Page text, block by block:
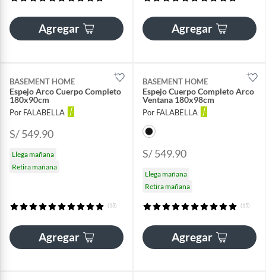
Agregar Agregar
BASEMENT HOME
Espejo Arco Cuerpo Completo
180x90cm
Por FALABELLA
S/ 549.90
Llega mañana
Retira mañana
(13)
Agregar
BASEMENT HOME
Espejo Cuerpo Completo Arco
Ventana 180x98cm
Por FALABELLA
S/ 549.90
Llega mañana
Retira mañana
(15)
Agregar